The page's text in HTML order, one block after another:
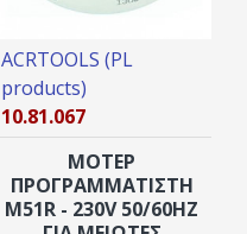
ACRTOOLS (PL
products)
10.81.067
ΜΟΤΕΡ
ΠΡΟΓΡΑΜΜΑΤΙΣΤΗ
M51R - 230V 50/60HZ